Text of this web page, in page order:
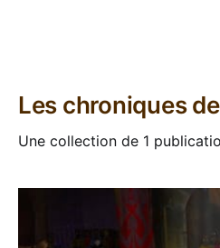
Les chroniques
Une collection de 1